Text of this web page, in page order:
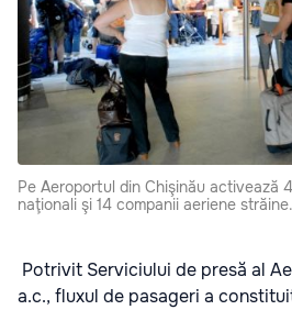
Pe Aeroportul din Chişinău activează
naţionali şi 14 companii aeriene străine.
Potrivit Serviciului de presă al
a.c., fluxul de pasageri a